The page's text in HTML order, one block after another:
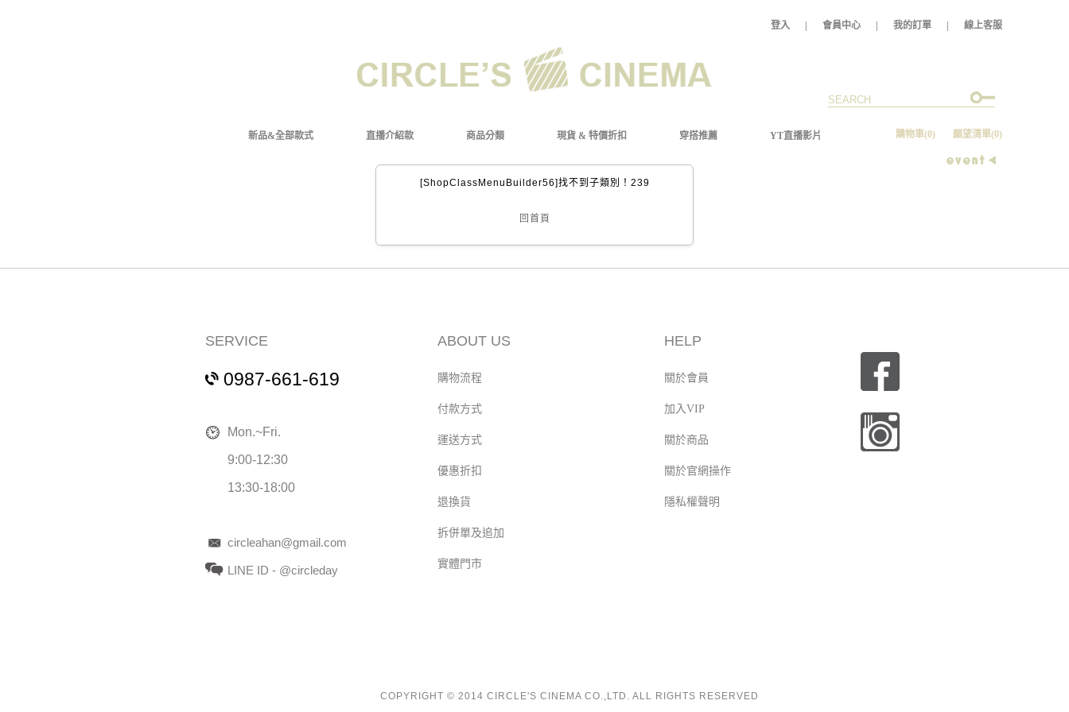
新品&全部款式 直播介紹款 商品分類 現貨 & 特價折扣 穿搭推薦 YT直播影片
登入 會員中心 我的訂單 線上客服
購物車(0) 願望清單(0)
[ShopClassMenuBuilder56]找不到子類別！239
回首頁
SERVICE
0987-661-619
Mon.~Fri.
9:00-12:30
13:30-18:00
circleahan@gmail.com
LINE ID - @circleday
ABOUT US
購物流程
付款方式
運送方式
優惠折扣
退換貨
拆併單及追加
實體門市
HELP
關於會員
加入VIP
關於商品
關於官網操作
隱私權聲明
COPYRIGHT © 2014 CIRCLE'S CINEMA CO.,LTD. ALL RIGHTS RESERVED